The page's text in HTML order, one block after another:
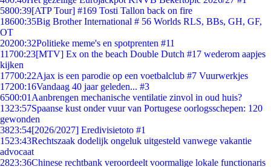
5800:39[ATP Tour] #169 Tosti Tallon back on fire
18600:35Big Brother International # 56 Worlds RLS, BBs, GH, GF,
OT
20200:32Politieke meme's en spotprenten #11
11700:23[MTV] Ex on the beach Double Dutch #17 wederom aapjes
kijken
17700:22Ajax is een parodie op een voetbalclub #7 Vuurwerkjes
17200:16Vandaag 40 jaar geleden... #3
6500:01 Aanbrengen mechanische ventilatie zinvol in oud huis?
1323:57Spaanse kust onder vuur van Portugese oorlogsschepen: 120
gewonden
3823:54[2026/2027] Eredivisietoto #1
1523:43Rechtszaak dodelijk ongeluk uitgesteld vanwege vakantie
advocaat
2823:36Chinese rechtbank veroordeelt voormalige lokale functionaris